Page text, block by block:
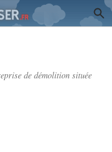
de démolition située